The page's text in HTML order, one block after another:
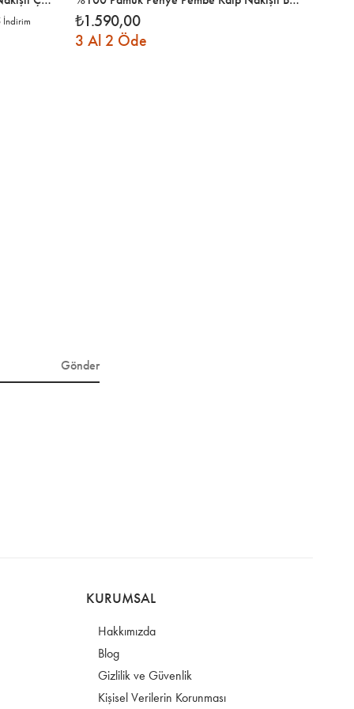
İndirim
₺1.590,00
3 Al 2 Öde
Gönder
KURUMSAL
Hakkımızda
Blog
Gizlilik ve Güvenlik
Kişisel Verilerin Korunması